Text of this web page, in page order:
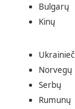
Bulgarų
Kinų
Norvegų
Serbų
Rumunų